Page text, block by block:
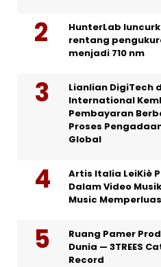
HunterLab
rentang
menjadi 710 nm
Lianlian DigiTech
International
Pembayaran
Proses
Global
Artis Italia LeiKiè
Dalam Video
Music
Ruang Pamer
Dunia — 3TREES
Record